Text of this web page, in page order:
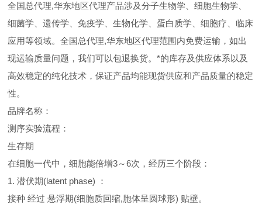
全国总代理,华东地区代理产品涉及分子生物学、细胞生物学、
细菌学、遗传学、免疫学、生物化学、蛋白质学、细胞疗、临床
应用等领域。全国总代理,华东地区代理范围内免费运输，如出
现运输质量问题，我们可以包退换货。*的库存及供应体系以及
高效稳定的纯化技术，保证产品均能现货供应和产品质量的稳定
性。
品牌名称：
测序实验流程：
生存期
在细胞一代中，细胞能倍增3～6次，经历三个阶段：
1. 潜伏期(latent phase) ：
接种 经过 悬浮期(细胞质回缩,胞体呈圆球形) 贴壁。